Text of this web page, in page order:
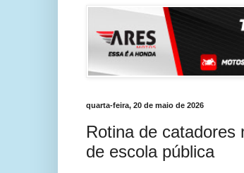
quarta-feira, 20 de maio de 2026
Rotina de catadores
de escola pública